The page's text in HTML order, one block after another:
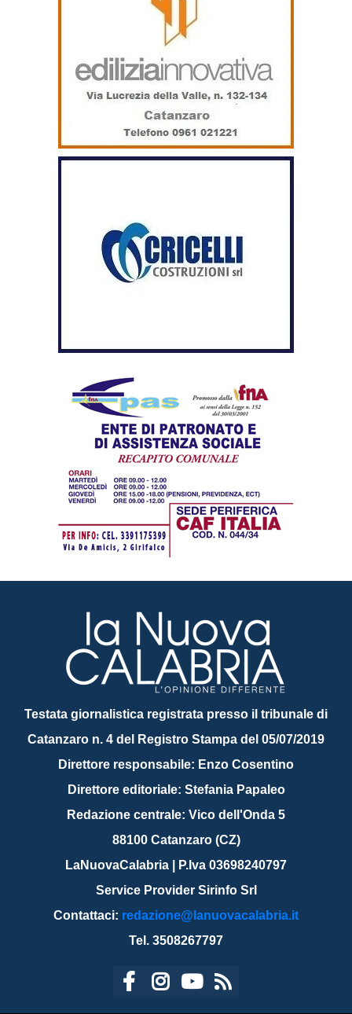
Testata giornalistica registrata presso il tribunale di
Catanzaro n. 4 del Registro Stampa del 05/07/2019
Direttore responsabile: Enzo Cosentino
Direttore editoriale: Stefania Papaleo
Redazione centrale: Vico dell'Onda 5
88100 Catanzaro (CZ)
LaNuovaCalabria | P.Iva 03698240797
Service Provider Sirinfo Srl
Contattaci: redazione@lanuovacalabria.it
Tel. 3508267797